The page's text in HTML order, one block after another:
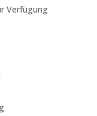
Verfügung